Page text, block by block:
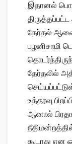
இதானல்
தேர்தல்
பழனிசாமி
தேர்தலில்
உத்தரவு
ஆனால்
கூடாது என